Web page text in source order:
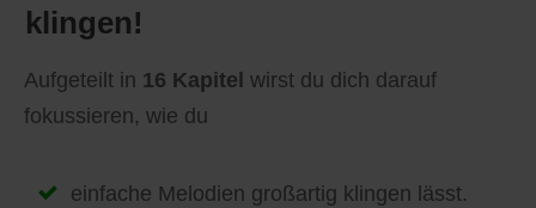
klingen!
Aufgeteilt in 16 Kapitel wirst du dich darauf
fokussieren, wie du
einfache Melodien großartig klingen lässt.